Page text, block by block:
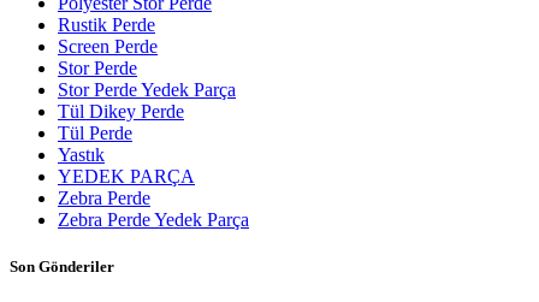
Rustik Perde
Screen Perde
Stor Perde
Stor Perde Yedek Parça
Tül Dikey Perde
Tül Perde
Yastık
YEDEK PARÇA
Zebra Perde
Zebra Perde Yedek Parça
Son Gönderiler